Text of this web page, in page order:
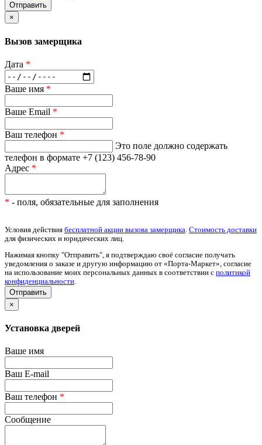
Отправить
×
Вызов замерщика
Дата *
Ваше имя *
Ваше Email *
Ваш телефон *
Это поле должно содержать
телефон в формате +7 (123) 456-78-90
Адрес *
* - поля, обязательные для заполнения
Условия действия бесплатной акции вызова замерщика Стоимость доставки
для физических и юридических лиц.
Нажимая кнопку "Отправить", я подтверждаю своё согласие получать
уведомления о заказе и другую информацию от «Порта-Маркет», согласие
на использование моих персональных данных в соответствии с политикой
конфиденциальности
×
Установка дверей
Ваше имя
Ваш E-mail
Ваш телефон *
Сообщение